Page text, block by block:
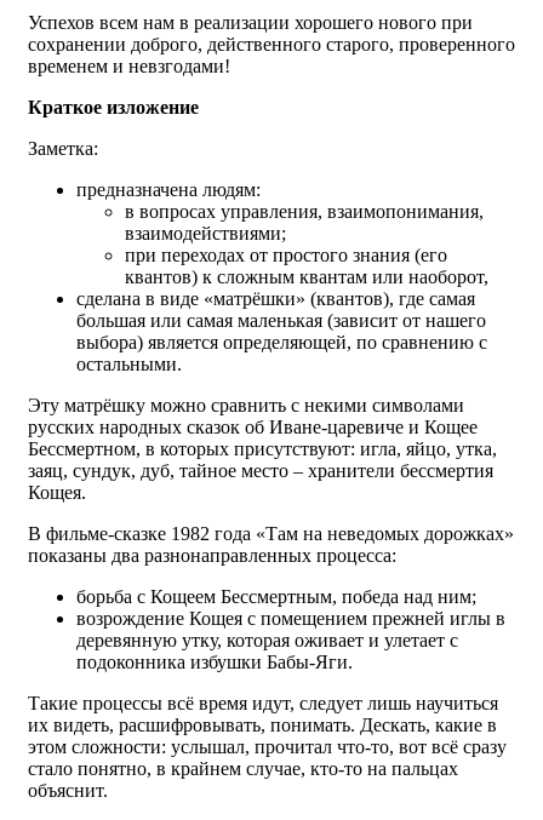
Успехов всем нам в реализации хорошего нового при
сохранении доброго, действенного старого, проверенного
временем и невзгодами!
Краткое изложение
Заметка:
предназначена людям:
в вопросах управления, взаимопонимания,
взаимодействиями;
при переходах от простого знания (его
квантов) к сложным квантам или наоборот,
сделана в виде «матрёшки» (квантов), где самая
большая или самая маленькая (зависит от нашего
выбора) является определяющей, по сравнению с
остальными.
Эту матрёшку можно сравнить с некими символами
русских народных сказок об Иване-царевиче и Кощее
Бессмертном, в которых присутствуют: игла, яйцо, утка,
заяц, сундук, дуб, тайное место – хранители бессмертия
Кощея.
В фильме-сказке 1982 года «Там на неведомых дорожках»
показаны два разнонаправленных процесса:
борьба с Кощеем Бессмертным, победа над ним;
возрождение Кощея с помещением прежней иглы в
деревянную утку, которая оживает и улетает с
подоконника избушки Бабы-Яги.
Такие процессы всё время идут, следует лишь научиться
их видеть, расшифровывать, понимать. Дескать, какие в
этом сложности: услышал, прочитал что-то, вот всё сразу
стало понятно, в крайнем случае, кто-то на пальцах
объяснит.